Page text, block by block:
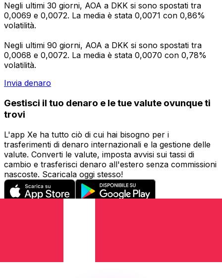
Negli ultimi 30 giorni, AOA a DKK si sono spostati tra
0,0069 e 0,0072. La media è stata 0,0071 con 0,86%
volatilità.
Negli ultimi 90 giorni, AOA a DKK si sono spostati tra
0,0068 e 0,0072. La media è stata 0,0070 con 0,78%
volatilità.
Invia denaro
Gestisci il tuo denaro e le tue valute ovunque ti
trovi
L'app Xe ha tutto ciò di cui hai bisogno per i
trasferimenti di denaro internazionali e la gestione delle
valute. Converti le valute, imposta avvisi sui tassi di
cambio e trasferisci denaro all'estero senza commissioni
nascoste. Scaricala oggi stesso!